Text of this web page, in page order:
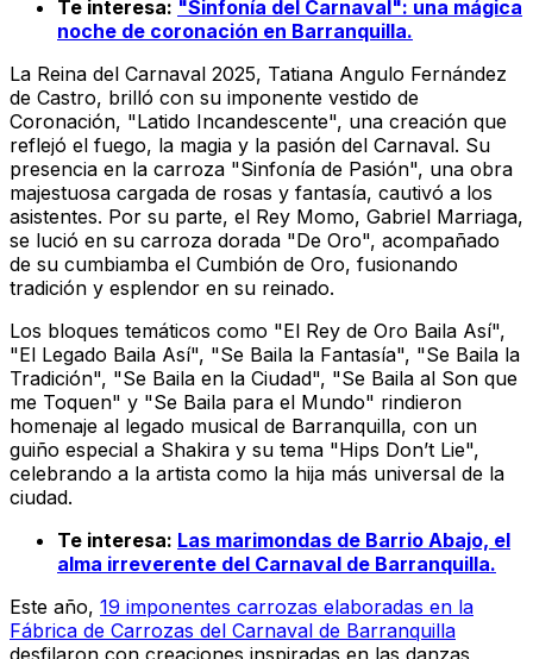
Te interesa: "Sinfonía del Carnaval": una mágica
noche de coronación en Barranquilla.
La Reina del Carnaval 2025, Tatiana Angulo Fernández
de Castro, brilló con su imponente vestido de
Coronación, "Latido Incandescente", una creación que
reflejó el fuego, la magia y la pasión del Carnaval. Su
presencia en la carroza "Sinfonía de Pasión", una obra
majestuosa cargada de rosas y fantasía, cautivó a los
asistentes. Por su parte, el Rey Momo, Gabriel Marriaga,
se lució en su carroza dorada "De Oro", acompañado
de su cumbiamba el Cumbión de Oro, fusionando
tradición y esplendor en su reinado.
Los bloques temáticos como "El Rey de Oro Baila Así",
"El Legado Baila Así", "Se Baila la Fantasía", "Se Baila la
Tradición", "Se Baila en la Ciudad", "Se Baila al Son que
me Toquen" y "Se Baila para el Mundo" rindieron
homenaje al legado musical de Barranquilla, con un
guiño especial a Shakira y su tema "Hips Don’t Lie",
celebrando a la artista como la hija más universal de la
ciudad.
Te interesa: Las marimondas de Barrio Abajo, el
alma irreverente del Carnaval de Barranquilla.
Este año, 19 imponentes carrozas elaboradas en la
Fábrica de Carrozas del Carnaval de Barranquilla
desfilaron con creaciones inspiradas en las danzas